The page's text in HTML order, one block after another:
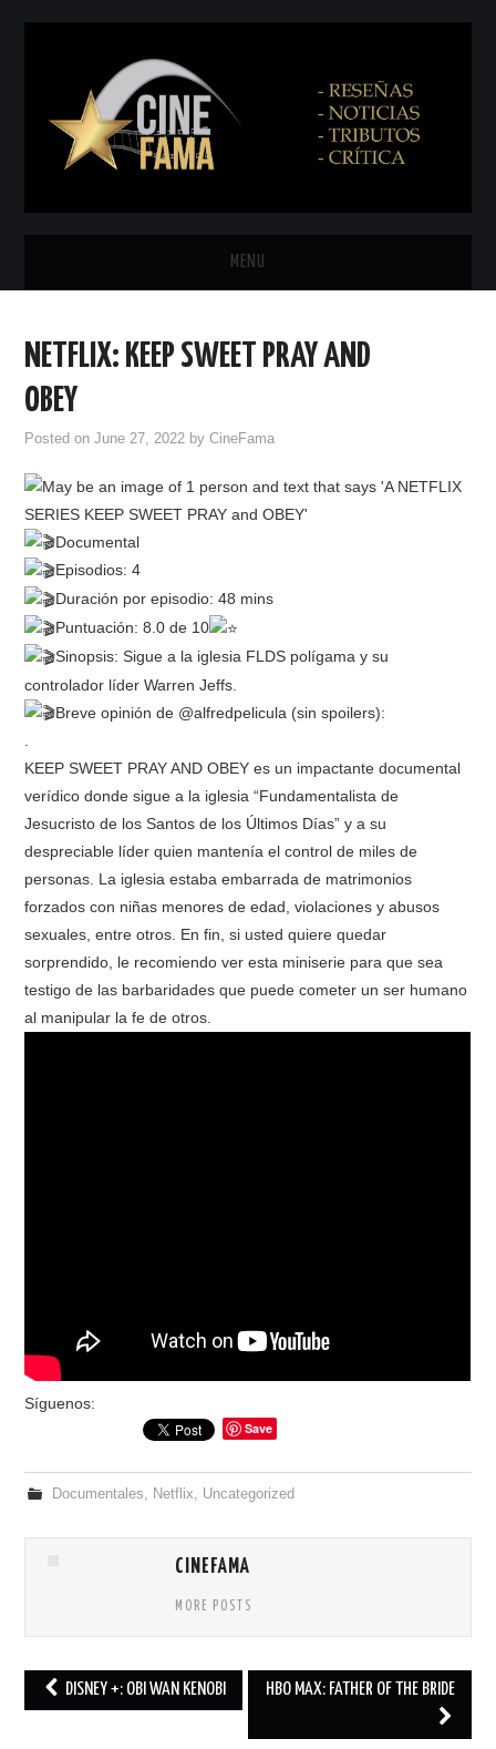
MENU
EN CINES
NETFLIX
RESEÑAS
ESPAÑOL
NETFLIX: KEEP SWEET PRAY AND
OBEY
Posted onJune 27, 2022 byCineFama
Documental
Episodios: 4
Duración por episodio: 48 mins
Puntuación: 8.0 de 10
Sinopsis: Sigue a la iglesia FLDS polígama y su
controlador líder Warren Jeffs.
Breve opinión de @alfredpelicula (sin spoilers):
.
KEEP SWEET PRAY AND OBEY es un impactante documental
verídico donde sigue a la iglesia “Fundamentalista de
Jesucristo de los Santos de los Últimos Días” y a su
despreciable líder quien mantenía el control de miles de
personas. La iglesia estaba embarrada de matrimonios
forzados con niñas menores de edad, violaciones y abusos
sexuales, entre otros. En fin, si usted quiere quedar
sorprendido, le recomiendo ver esta miniserie para que sea
testigo de las barbaridades que puede cometer un ser humano
al manipular la fe de otros.
Síguenos:
Save
Documentales, Netflix, Uncategorized
CINEFAMA
MORE POSTS
DISNEY +: OBI WAN KENOBI HBO MAX: FATHER OF THE BRIDE